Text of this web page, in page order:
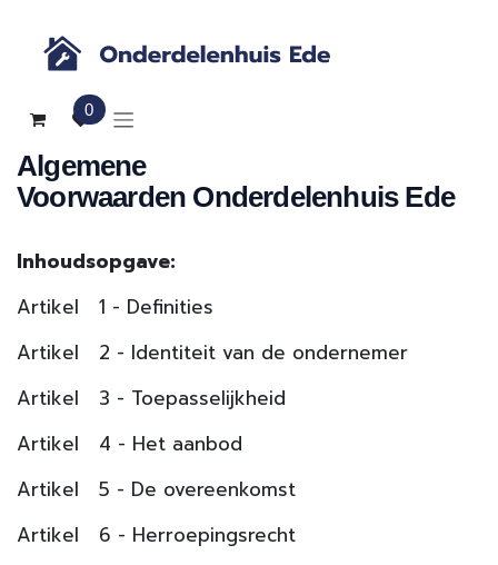
0
Algemene
Voorwaarden Onderdelenhuis Ede
Inhoudsopgave:
Artikel 1 - Definities
Artikel 2 - Identiteit van de ondernemer
Artikel 3 - Toepasselijkheid
Artikel 4 - Het aanbod
Artikel 5 - De overeenkomst
Artikel 6 - Herroepingsrecht